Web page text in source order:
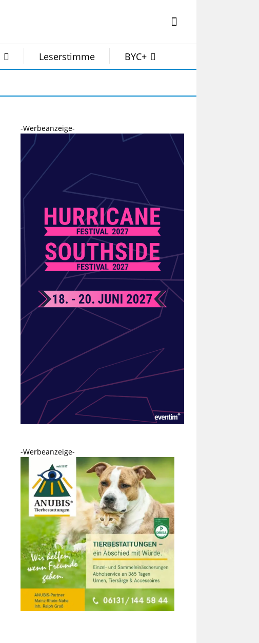
Leserstimme BYC+
-Werbeanzeige-
-Werbeanzeige-